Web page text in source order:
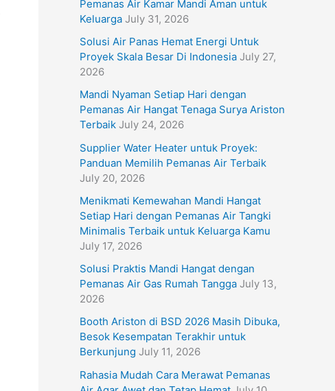
Pemanas Air Kamar Mandi Aman untuk
Keluarga July 31, 2026
Solusi Air Panas Hemat Energi Untuk
Proyek Skala Besar Di Indonesia July 27,
2026
Mandi Nyaman Setiap Hari dengan
Pemanas Air Hangat Tenaga Surya Ariston
Terbaik July 24, 2026
Supplier Water Heater untuk Proyek:
Panduan Memilih Pemanas Air Terbaik
July 20, 2026
Menikmati Kemewahan Mandi Hangat
Setiap Hari dengan Pemanas Air Tangki
Minimalis Terbaik untuk Keluarga Kamu
July 17, 2026
Solusi Praktis Mandi Hangat dengan
Pemanas Air Gas Rumah Tangga July 13,
2026
Booth Ariston di BSD 2026 Masih Dibuka,
Besok Kesempatan Terakhir untuk
Berkunjung July 11, 2026
Rahasia Mudah Cara Merawat Pemanas